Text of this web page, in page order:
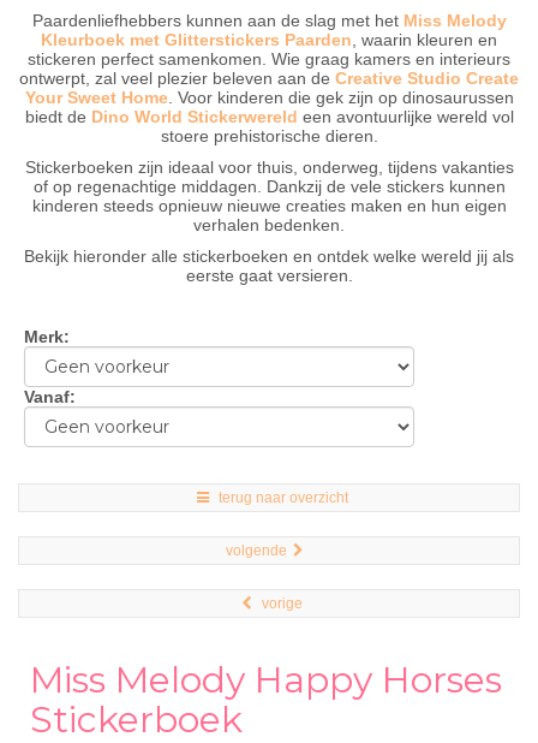
Paardenliefhebbers kunnen aan de slag met het Miss Melody
Kleurboek met Glitterstickers Paarden , waarin kleuren en
stickeren perfect samenkomen. Wie graag kamers en interieurs
ontwerpt, zal veel plezier beleven aan de Creative Studio Create
Your Sweet Home. Voor kinderen die gek zijn op dinosaurussen
biedt de Dino World Stickerwereld een avontuurlijke wereld vol
stoere prehistorische dieren.
Stickerboeken zijn ideaal voor thuis, onderweg, tijdens vakanties
of op regenachtige middagen. Dankzij de vele stickers kunnen
kinderen steeds opnieuw nieuwe creaties maken en hun eigen
verhalen bedenken.
Bekijk hieronder alle stickerboeken en ontdek welke wereld jij als
eerste gaat versieren.
Merk:
Vanaf:
terug naar overzicht
volgende
vorige
Miss Melody Happy Horses
Stickerboek